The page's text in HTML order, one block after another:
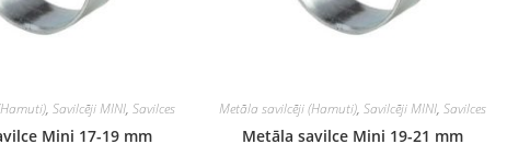
,Savilcēji MINI,Savilces
Mini 17-19 mm
Metāla savilcēji (Hamuti),Savilcēji MINI,Savilces
Metāla savilce Mini 19-21 mm